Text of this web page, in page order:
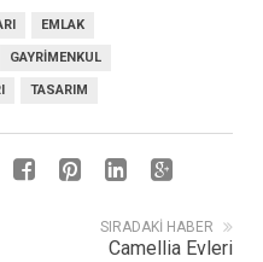
EMLAK
GAYRIMENKUL
TASARIM
SIRADAKI HABER
Camellia Evleri